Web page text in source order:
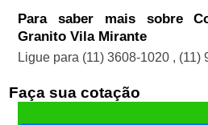
Para saber mais sobre
Granito Vila Mirante
Ligue para (11) 3608-1020 , (11)
Faça sua cotação